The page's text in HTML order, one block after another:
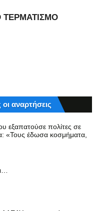
ΤΕΡΜΑΤΙΣΜΟ
αναρτήσεις
εξαπατούσε πολίτες σε
«Τους έδωσα κοσμήματα,